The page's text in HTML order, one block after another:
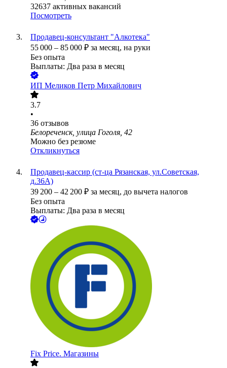
32637 активных вакансий
Посмотреть
Продавец-консультант "Алкотека"
55 000 – 85 000 ₽ за месяц, на руки
Без опыта
Выплаты: Два раза в месяц
ИП Меликов Петр Михайлович
3.7
•
36 отзывов
Белореченск, улица Гоголя, 42
Можно без резюме
Откликнуться
Продавец-кассир (ст-ца Рязанская, ул.Советская,
д.36А)
39 200 – 42 200 ₽ за месяц, до вычета налогов
Без опыта
Выплаты: Два раза в месяц
Fix Price. Магазины